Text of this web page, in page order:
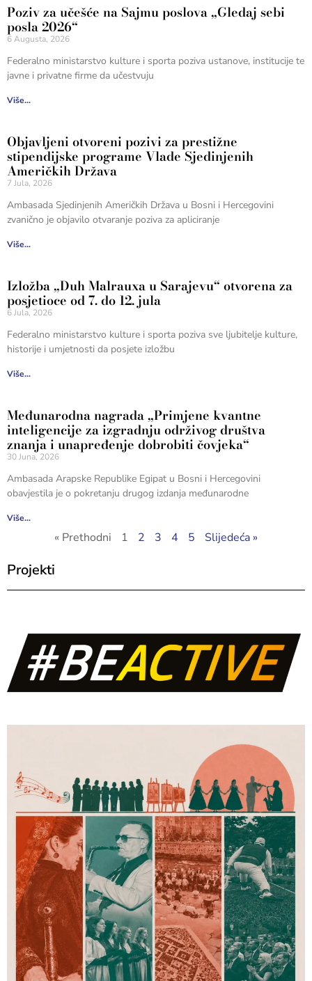
Poziv za učešće na Sajmu poslova „Gledaj sebi
posla 2026“
6 Augusta, 2026
Federalno ministarstvo kulture i sporta poziva ustanove, institucije te
javne i privatne firme da učestvuju
Više...
Objavljeni otvoreni pozivi za prestižne
stipendijske programe Vlade Sjedinjenih
Američkih Država
7 Jula, 2026
Ambasada Sjedinjenih Američkih Država u Bosni i Hercegovini
zvanično je objavilo otvaranje poziva za apliciranje
Više...
Izložba „Duh Malrauxa u Sarajevu“ otvorena za
posjetioce od 7. do 12. jula
6 Jula, 2026
Federalno ministarstvo kulture i sporta poziva sve ljubitelje kulture,
historije i umjetnosti da posjete izložbu
Više...
Međunarodna nagrada „Primjene kvantne
inteligencije za izgradnju održivog društva
znanja i unapređenje dobrobiti čovjeka“
30 Juna, 2026
Ambasada Arapske Republike Egipat u Bosni i Hercegovini
obavjestila je o pokretanju drugog izdanja međunarodne
Više...
« Prethodni 1 2 3 4 5 Slijedeća »
Projekti